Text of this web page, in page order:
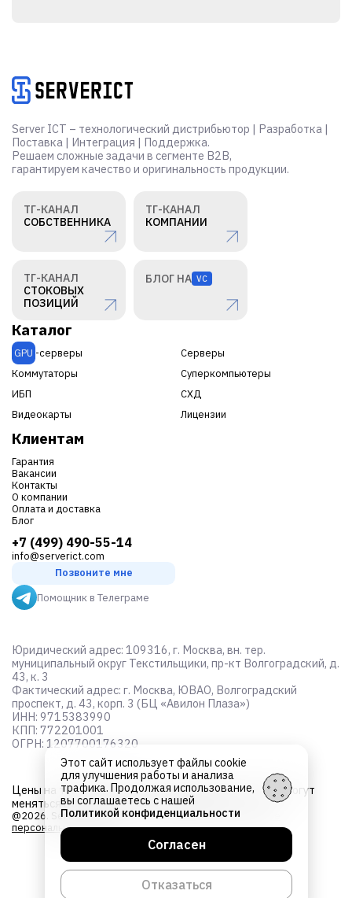
Этот сайт использует файлы cookie
для улучшения работы и анализа
трафика. Продолжая использование,
вы соглашаетесь с нашей
Политикой конфиденциальности
Согласен
Отказаться
Server ICT – технологический дистрибьютор | Разработка |
Поставка | Интеграция | Поддержка.
Решаем сложные задачи в сегменте B2B,
гарантируем качество и оригинальность продукции.
ТГ-КАНАЛ
СОБСТВЕННИКА
ТГ-КАНАЛ
КОМПАНИИ
ТГ-КАНАЛ
СТОКОВЫХ
ПОЗИЦИЙ
БЛОГ НА VC
Каталог
GPU -серверы
Серверы
Коммутаторы
Суперкомпьютеры
ИБП
СХД
Видеокарты
Лицензии
Клиентам
Гарантия
Вакансии
Контакты
О компании
Оплата и доставка
Блог
+7 (499) 490-55-14
info@serverict.com
Позвоните мне
Помощник в Телеграме
Юридический адрес: 109316, г. Москва, вн. тер.
муниципальный округ Текстильщики, пр-кт Волгоградский, д.
43, к. 3
Фактический адрес: г. Москва, ЮВАО, Волгоградский
проспект, д. 43, корп. 3 (БЦ «Авилон Плаза»)
ИНН: 9715383990
КПП: 772201001
ОГРН: 1207700176320
Цены на товары не являютсяпубличной офертойи могут
меняться в зависимости от курса валют
@2026. Server ICT. Все права защищены.Об обработке
персональных данных